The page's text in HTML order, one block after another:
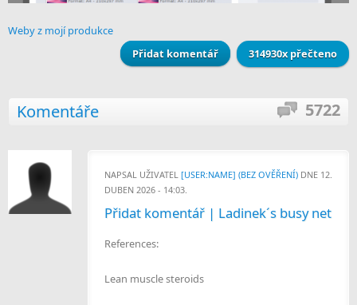
Weby z mojí produkce
Přidat komentář
314930x přečteno
Komentáře 5722
NAPSAL UŽIVATEL [USER:NAME] (BEZ OVĚŘENÍ) DNE 12.
DUBEN 2026 - 14:03.
Přidat komentář | Ladinek´s busy net
References:
Lean muscle steroids